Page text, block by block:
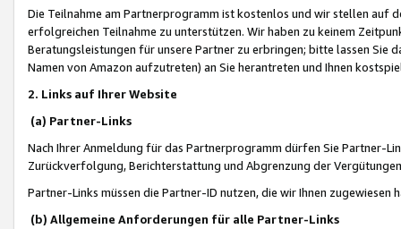
Die Teilnahme am Partnerprogramm ist kostenlos und wir stellen auf
erfolgreichen Teilnahme zu unterstützen. Wir haben zu keinem
Beratungsleistungen für unsere Partner zu erbringen; bitte lassen Sie
Namen von Amazon aufzutreten) an Sie herantreten und Ihnen
2. Links auf Ihrer Website
(a) Partner-Links
Nach Ihrer Anmeldung für das Partnerprogramm dürfen Sie Partner-
Zurückverfolgung, Berichterstattung und Abgrenzung der
Partner-Links müssen die Partner-ID nutzen, die wir Ihnen zugewiesen
(b) Allgemeine Anforderungen für alle Partner-Links